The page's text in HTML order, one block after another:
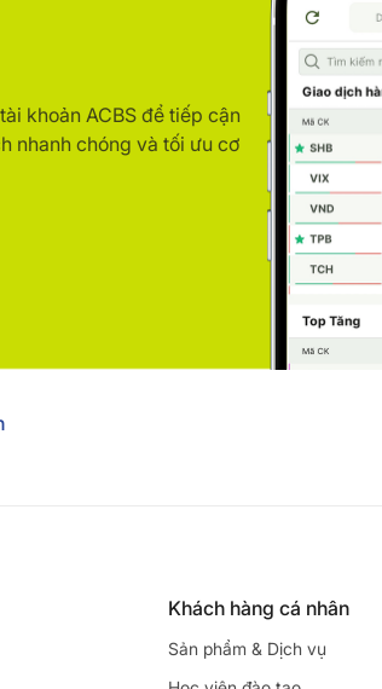
khoản ACBS để tiếp cận
nhanh chóng và tối ưu cơ
Khách hàng cá nhân
Sản phẩm & Dịch vụ